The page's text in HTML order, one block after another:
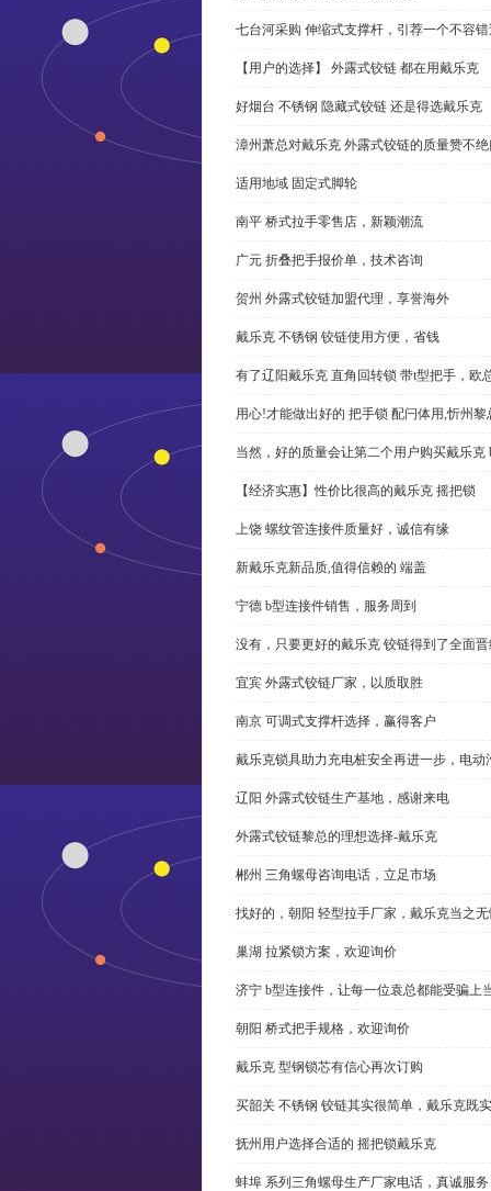
七台河采购 伸缩式支撑杆，引荐一个不容
【用户的选择】 外露式铰链 都在用戴乐克
好烟台 不锈钢 隐藏式铰链 还是得选戴乐克
漳州萧总对戴乐克 外露式铰链的质量赞不
适用地域 固定式脚轮
南平 桥式拉手零售店，新颖潮流
广元 折叠把手报价单，技术咨询
贺州 外露式铰链加盟代理，享誉海外
戴乐克 不锈钢 铰链使用方便，省钱
有了辽阳戴乐克 直角回转锁 带t型把手，欧
用心!才能做出好的 把手锁 配闩体用,忻州黎
当然，好的质量会让第二个用户购买戴乐克
【经济实惠】性价比很高的戴乐克 摇把锁
上饶 螺纹管连接件质量好，诚信有缘
新戴乐克新品质,值得信赖的 端盖
宁德 b型连接件销售，服务周到
没有，只要更好的戴乐克 铰链得到了全面
宜宾 外露式铰链厂家，以质取胜
南京 可调式支撑杆选择，赢得客户
戴乐克锁具助力充电桩安全再进一步，电动
辽阳 外露式铰链生产基地，感谢来电
外露式铰链黎总的理想选择-戴乐克
郴州 三角螺母咨询电话，立足市场
找好的，朝阳 轻型拉手厂家，戴乐克当之
巢湖 拉紧锁方案，欢迎询价
济宁 b型连接件，让每一位袁总都能受骗上
朝阳 桥式把手规格，欢迎询价
戴乐克 型钢锁芯有信心再次订购
买韶关 不锈钢 铰链其实很简单，戴乐克既
抚州用户选择合适的 摇把锁戴乐克
蚌埠 系列三角螺母生产厂家电话，真诚服务